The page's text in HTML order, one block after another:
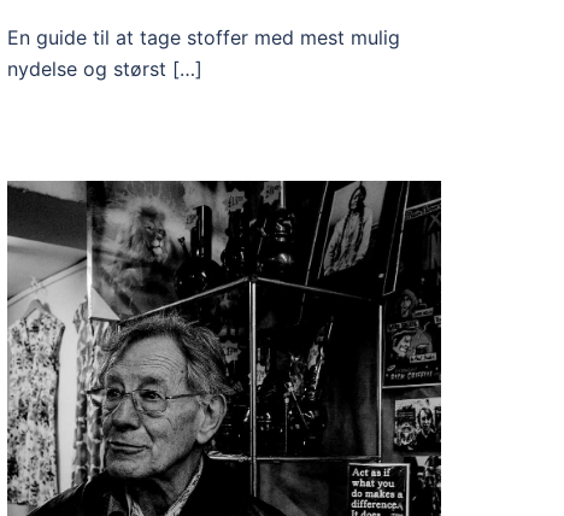
En guide til at tage stoffer med mest mulig
nydelse og størst […]